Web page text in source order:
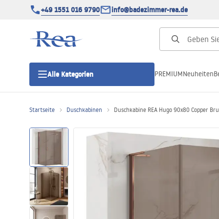
+49 1551 016 9790 info@badezimmer-rea.de
Alle Kategorien
Duschwannen
Duschrinnen
PREMIUMNeuheiten
Startseite Duschkabinen Duschkabine REA Hugo 90x80 Copper